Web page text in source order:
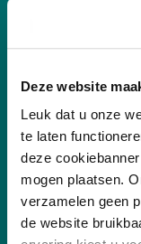
Deze website
Leuk dat u onze
te laten
deze
mogen plaatsen.
verzamelen geen
de website
Leefomgeving
Digitalisering
Duurzaamheid
Sociaal